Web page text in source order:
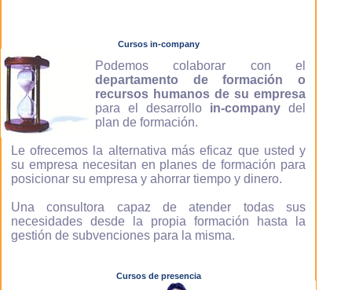
Cursos in-company
Podemos colaborar con el
departamento de formación o
recursos humanos de su empresa
para el desarrollo in-company del
plan de formación.
Le ofrecemos la alternativa más eficaz que usted y
su empresa necesitan en planes de formación para
posicionar su empresa y ahorrar tiempo y dinero.
Una consultora capaz de atender todas sus
necesidades desde la propia formación hasta la
gestión de subvenciones para la misma.
Cursos de presencia